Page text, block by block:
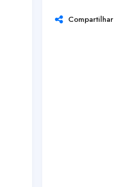
Compartilhar